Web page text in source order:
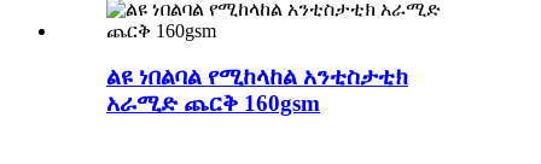
ልዩ ነበልባል የሚከላከል አንቲስታቲክ
አራሚድ ጨርቅ 160gsm